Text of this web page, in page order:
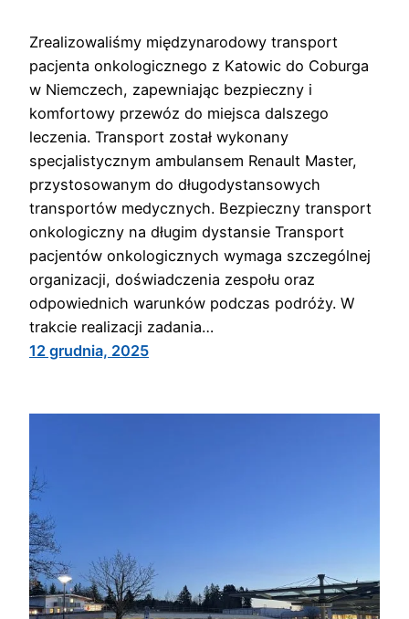
Zrealizowaliśmy międzynarodowy transport
pacjenta onkologicznego z Katowic do Coburga
w Niemczech, zapewniając bezpieczny i
komfortowy przewóz do miejsca dalszego
leczenia. Transport został wykonany
specjalistycznym ambulansem Renault Master,
przystosowanym do długodystansowych
transportów medycznych. Bezpieczny transport
onkologiczny na długim dystansie Transport
pacjentów onkologicznych wymaga szczególnej
organizacji, doświadczenia zespołu oraz
odpowiednich warunków podczas podróży. W
trakcie realizacji zadania…
12 grudnia, 2025